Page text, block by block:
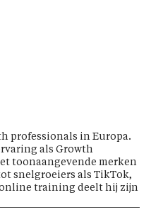
professionals in Europa.
als Growth
toonaangevende merken
snelgroeiers als TikTok,
training deelt hij zijn